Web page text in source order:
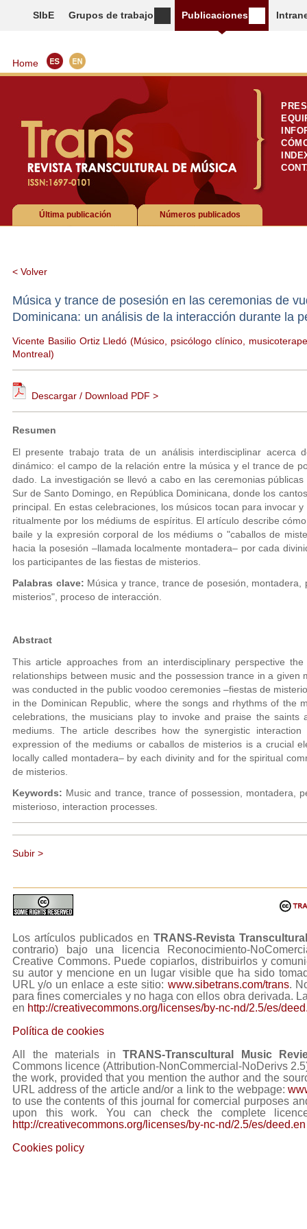
SIbE Grupos de trabajo Publicaciones
Home
Números publicados
Última publicación
< Volver
Música y trance de posesión en las ceremonias de
Dominicana: un análisis de la interacción durante la
Vicente Basilio Ortiz Lledó (Músico, psicólogo clínico,
Montreal)
Descargar / Download PDF >
Resumen
El presente trabajo trata de un análisis interdisciplinar acerca
dinámico: el campo de la relación entre la música y el trance de
dado. La investigación se llevó a cabo en las ceremonias
Sur de Santo Domingo, en República Dominicana, donde los
principal. En estas celebraciones, los músicos tocan para invocar
ritualmente por los médiums de espíritus. El artículo describe
baile y la expresión corporal de los médiums o "caballos de
hacia la posesión –llamada localmente montadera– por cada
los participantes de las fiestas de misterios.
Palabras clave: Música y trance, trance de posesión,
misterios", proceso de interacción.
Abstract
This article approaches from an interdisciplinary perspective
relationships between music and the possession trance in a
was conducted in the public voodoo ceremonies –fiestas de
in the Dominican Republic, where the songs and rhythms of the
celebrations, the musicians play to invoke and praise the saints
mediums. The article describes how the synergistic
expression of the mediums or caballos de misterios is a crucial
locally called montadera– by each divinity and for the spiritual
de misterios.
Keywords: Music and trance, trance of possession, montadera,
misterioso, interaction processes.
Subir >
Los artículos publicados enTRANS-Revista
contrario) bajo una licencia Reconocimiento-
Creative Commons. Puede copiarlos, distribuirlos y
su autor y mencione en un lugar visible que ha sido
URL y/o un enlace a este sitio: www.sibetrans.com/trans.
para fines comerciales y no haga con ellos obra derivada.
en http://creativecommons.org/licenses/by-nc-nd/2.5/es/
Política de cookies
All the materials inTRANS-Transcultural Music
Commons licence (Attribution-NonCommercial-NoDerivs
the work, provided that you mention the author and the
URL address of the article and/or a link to the webpage:
to use the contents of this journal for comercial purposes
upon this work. You can check the complete
http://creativecommons.org/licenses/by-nc-nd/2.5/es/deed.en
Cookies policy